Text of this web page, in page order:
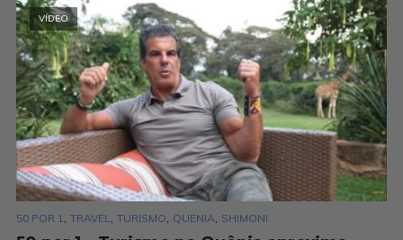
VÍDEO
50 POR 1, TRAVEL, TURISMO, QUENIA, SHIMONI